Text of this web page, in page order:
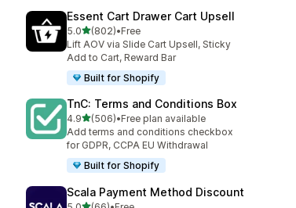
Essent Cart Drawer Cart Upsell
5.0เต็ม 5 ดาว
(802)
ทั้งหมด 802 รีวิว
•Free
Lift AOV via Slide Cart Upsell, Sticky
Add to Cart, Reward Bar
Built for Shopify
TnC: Terms and Conditions Box
4.9เต็ม 5 ดาว
(506)
ทั้งหมด 506 รีวิว
•Free plan available
Add terms and conditions checkbox
for GDPR, CCPA EU Withdrawal
Built for Shopify
Scala Payment Method Discount